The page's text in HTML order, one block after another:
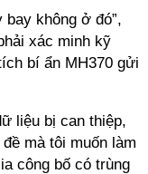
bay không ở đó”,
xác minh kỹ
bí ẩn MH370 gửi
liệu bị can thiệp,
mà tôi muốn làm
công bố có trùng